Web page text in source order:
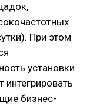
При этом
установки
интегрировать
бизнес-